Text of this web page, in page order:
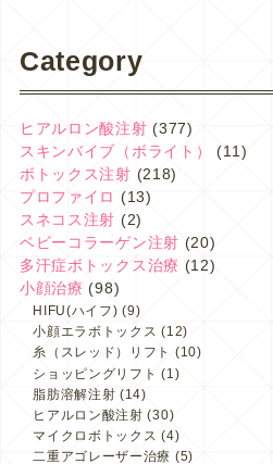
Category
ヒアルロン酸注射 (377)
スキンバイブ（ボライト）
(11)
ボトックス注射 (218)
プロファイロ (13)
スネコス注射 (2)
ベビーコラーゲン注射 (20)
多汗症ボトックス治療 (12)
小顔治療 (98)
HIFU(ハイフ) (9)
小顔エラボトックス (12)
糸（スレッド）リフト (10)
ショッピングリフト (1)
脂肪溶解注射 (14)
ヒアルロン酸注射 (30)
マイクロボトックス (4)
二重アゴレーザー治療 (5)